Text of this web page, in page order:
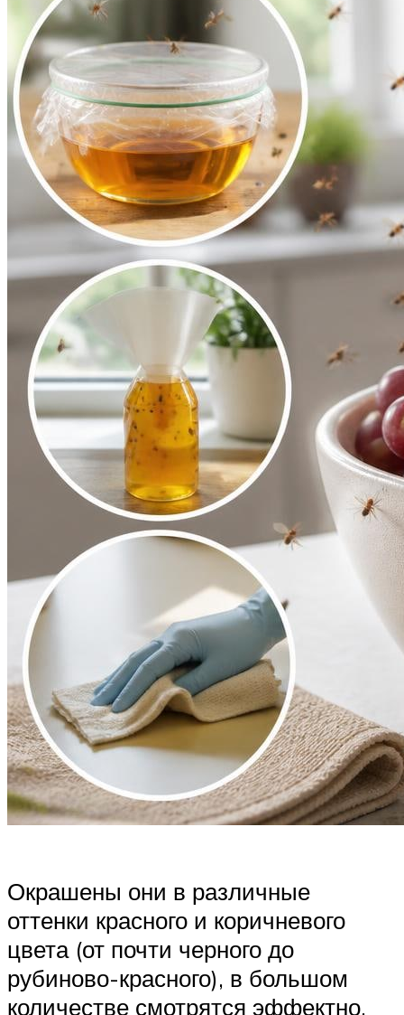
Окрашены они в различные
оттенки красного и коричневого
цвета (от почти черного до
рубиново-красного), в большом
количестве смотрятся эффектно.